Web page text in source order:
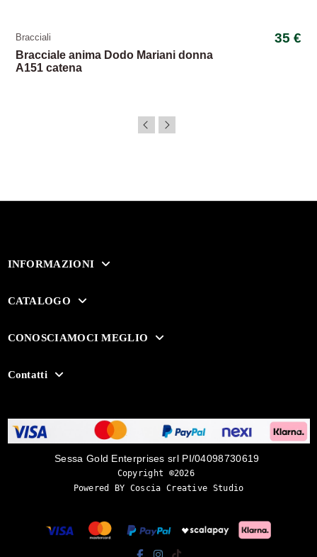
Bracciali 35 €
Bracciale anima Dodo Mariani donna
A151 catena
INFORMAZIONI
CATALOGO
CONOSCIAMOCI MEGLIO
Contatti
Sessa Gold Enterprises srl PI/04098730619
Copyright ©2026
Powered BY Coscia Creative Studio